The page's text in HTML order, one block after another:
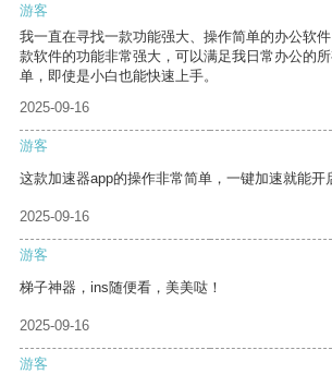
游客
我一直在寻找一款功能强大、操作简单的办公软
款软件的功能非常强大，可以满足我日常办公的
单，即使是小白也能快速上手。
2025-09-16
游客
这款加速器app的操作非常简单，一键加速就能开
2025-09-16
游客
梯子神器，ins随便看，美美哒！
2025-09-16
游客